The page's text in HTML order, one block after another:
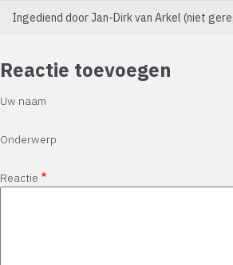
Ingediend doorJan-Dirk van Arkel (niet
Reactie toevoegen
Uw naam
Onderwerp
Reactie